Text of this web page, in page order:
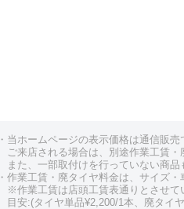
・当ホームページの表示価格は通信販
ご来店される場合は、別途作業工賃
また、一部取付けを行っていない商
・作業工賃・廃タイヤ料金は、サイズ
※作業工賃は店頭工賃表通りとさせて
目安:(タイヤ単品¥2,200/1本、廃タイ